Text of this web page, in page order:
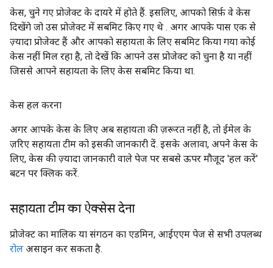
केस, चुने गए प्रोजेक्ट के दायरे में होते हैं. इसलिए, आपको सिर्फ़ वे केस
दिखेंगे जो उस प्रोजेक्ट में सबमिट किए गए थे . अगर आपके पास एक से
ज़्यादा प्रोजेक्ट हैं और आपको सहायता के लिए सबमिट किया गया कोई
केस नहीं मिल रहा है, तो देखें कि आपने उस प्रोजेक्ट को चुना है या नहीं
जिससे आपने सहायता के लिए केस सबमिट किया था.
केस हल करना
अगर आपके केस के लिए अब सहायता की ज़रूरत नहीं है, तो ईमेल के
ज़रिए सहायता टीम को इसकी जानकारी दें. इसके अलावा, अपने केस के
लिए, केस की ज़्यादा जानकारी वाले पेज पर सबसे ऊपर मौजूद 'हल करें'
बटन पर क्लिक करें.
सहायता टीम का ऐक्सेस देना
प्रोजेक्ट का मालिक या संगठन का एडमिन, आईएएम पेज से सभी उपलब्ध
रोल असाइन कर सकता है.